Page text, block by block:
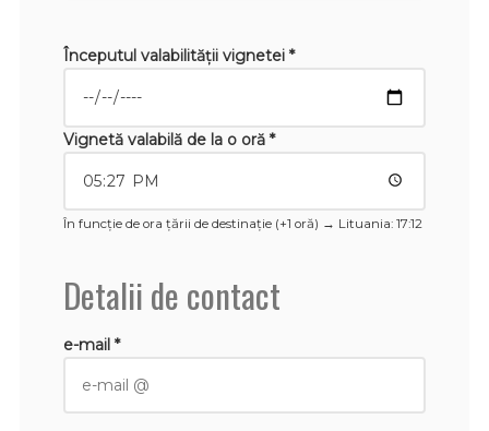
Începutul valabilităţii vignetei *
Vignetă valabilă de la o oră *
În funcție de ora țării de destinație (+1 oră) → Lituania: 17:12
Detalii de contact
e-mail *